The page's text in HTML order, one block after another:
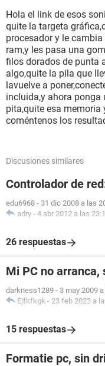
https://
PC.m4a?dl=0
Hola el link de esos
quite la targeta
procesador y le
ram,y les pasa una
filos dorados de punta
algo,quite la pila que
lavuelve a
incluida,y ahora ponga
pita,quite esa memoria
coméntenos los
Discusiones similares
Controlador de
edu6968 - 31 dic 2008 a las
adry - 4 abr 2012 a las
26 respuestas
Mi PC no arranca,
darkness1289 - 3 may 2009
Ejfkfkgk - 23 feb 2023 a
15 respuestas
Formatie pc, sin